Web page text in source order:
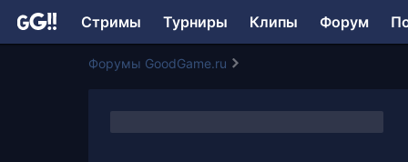
Стримы Турниры Клипы Форум
Форумы GoodGame.ru